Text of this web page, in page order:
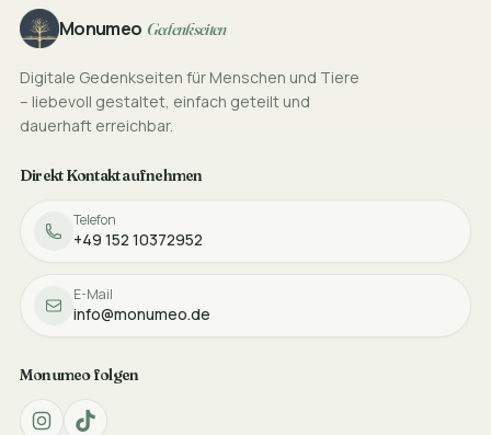
FooterMonumeo Gedenkseiten
Digitale Gedenkseiten für Menschen und Tiere
– liebevoll gestaltet, einfach geteilt und
dauerhaft erreichbar.
Direkt Kontakt aufnehmen
Telefon
+49 152 10372952
E-Mail
info@monumeo.de
Monumeo folgen